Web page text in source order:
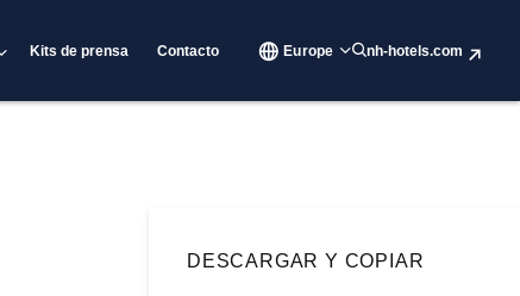
Kits de prensa Contacto Europe nh-hotels.com
DESCARGAR Y COPIAR